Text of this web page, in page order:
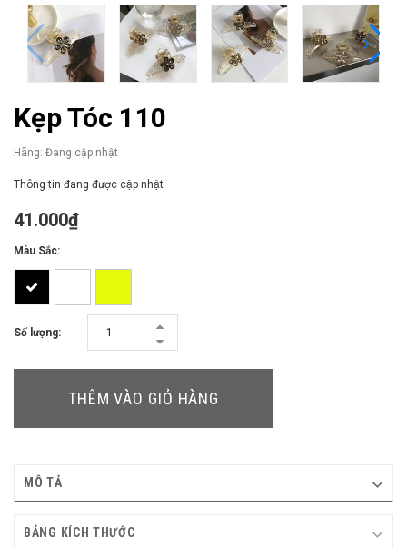
Kẹp Tóc 110
Hãng: Đang cập nhật
Thông tin đang được cập nhật
41.000₫
Màu Sắc:
Số lượng:
THÊM VÀO GIỎ HÀNG
MÔ TẢ
BẢNG KÍCH THƯỚC